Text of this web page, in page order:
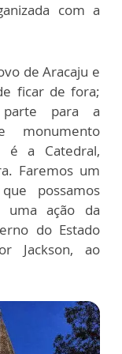
com a
de Aracaju e
ficar de fora;
para a
monumento
é a Catedral,
Faremos um
possamos
uma ação da
do Estado
Jackson, ao